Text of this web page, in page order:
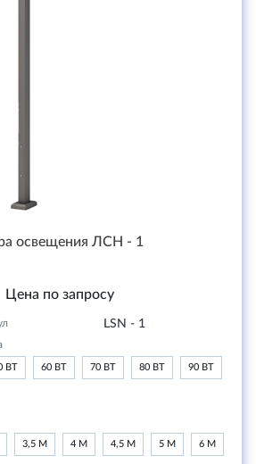
освещения ЛСН - 1
Цена по запросу
LSN - 1
ВТ 60 ВТ 70 ВТ 80 ВТ 90 ВТ
3,5 М 4 М 4,5 М 5 М 6 М